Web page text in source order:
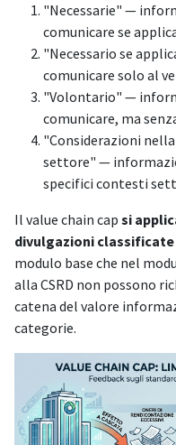
"Necessarie" —
comunicare se
"Necessario se
comunicare solo al
"Volontario" —
comunicare, ma
"Considerazioni
settore" —
specifici contesti
Il value chain cap si
divulgazioni
modulo base che nel
alla CSRD non possono
catena del valore
categorie.